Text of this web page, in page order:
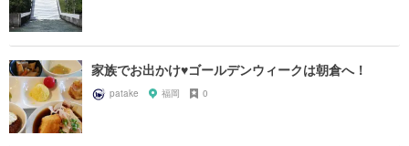
家族でお出かけ♥ゴールデンウィークは朝倉へ！
patake 福岡 0